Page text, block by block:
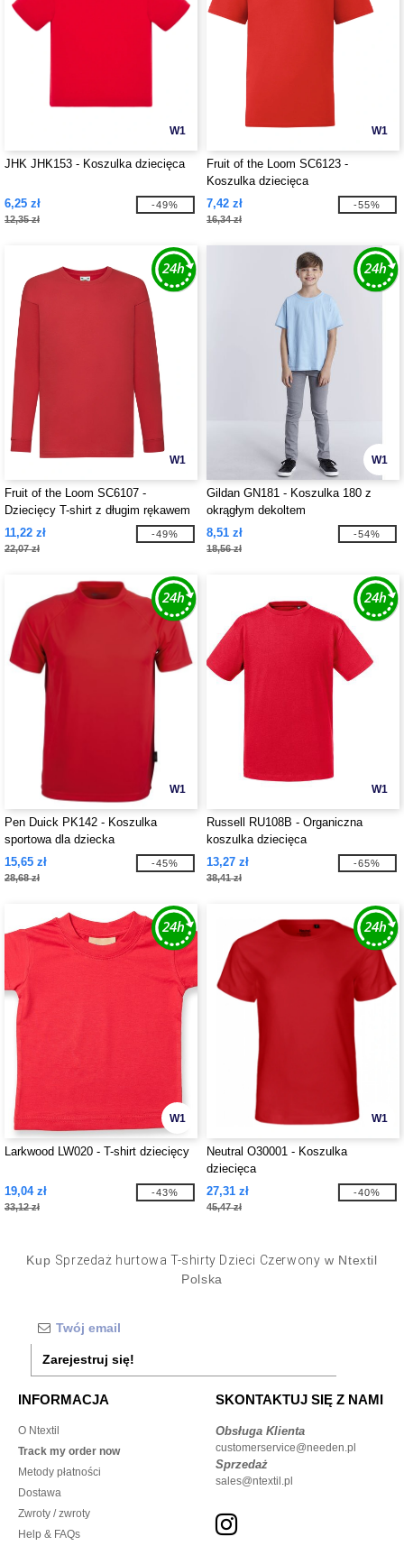
W1
JHK JHK153 - Koszulka dziecięca
6,25 zł
12,35 zł
-49%
W1
Fruit of the Loom SC6123 -
Koszulka dziecięca
7,42 zł
16,34 zł
-55%
W1
Fruit of the Loom SC6107 -
Dziecięcy T-shirt z długim rękawem
11,22 zł
22,07 zł
-49%
W1
Gildan GN181 - Koszulka 180 z
okrągłym dekoltem
8,51 zł
18,56 zł
-54%
W1
Pen Duick PK142 - Koszulka
sportowa dla dziecka
15,65 zł
28,68 zł
-45%
W1
Russell RU108B - Organiczna
koszulka dziecięca
13,27 zł
38,41 zł
-65%
W1
Larkwood LW020 - T-shirt dziecięcy
19,04 zł
33,12 zł
-43%
W1
Neutral O30001 - Koszulka
dziecięca
27,31 zł
45,47 zł
-40%
Kup Sprzedaż hurtowa T-shirty Dzieci Czerwony w Ntextil
Polska
Zarejestruj się!
INFORMACJA
O Ntextil
Track my order now
Metody płatności
Dostawa
Zwroty / zwroty
Help & FAQs
SKONTAKTUJ SIĘ Z NAMI
Obsługa Klienta
customerservice@needen.pl
Sprzedaż
sales@ntextil.pl